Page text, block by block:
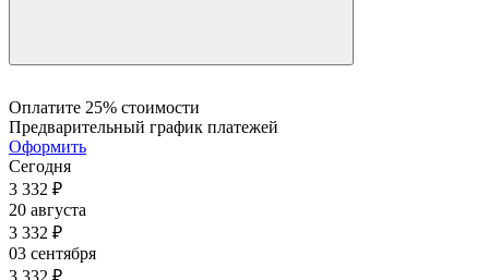
Оплатите 25% стоимости
Предварительный график платежей
Оформить
Сегодня
3 332 ₽
20 августа
3 332 ₽
03 сентября
3 332 ₽